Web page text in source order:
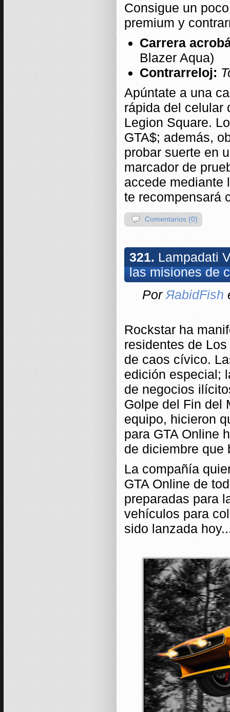
Consigue un
premium y
Carrera
Blazer Aqua)
Contrarreloj:
Apúntate a una
rápida del celular
Legion Square.
GTA$; además,
probar suerte en
marcador de
accede mediante
te recompensará
Comentarios (0)
321. Lampadati
las misiones de
Por ЯabidFish
Rockstar ha
residentes de
de caos cívico.
edición especial;
de negocios
Golpe del Fin del
equipo, hicieron
para GTA Online
de diciembre que
La compañía
GTA Online de
preparadas para
vehículos para
sido lanzada